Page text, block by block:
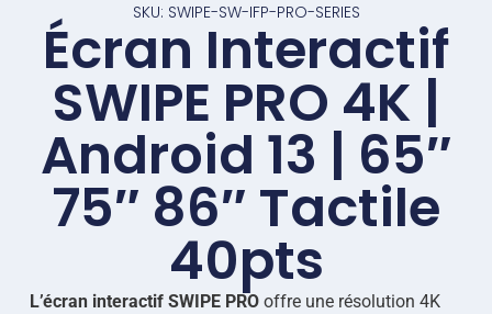
SKU: SWIPE-SW-IFP-PRO-SERIES
Écran Interactif
SWIPE PRO 4K |
Android 13 | 65″
75″ 86″ Tactile
40pts
L’écran interactif SWIPE PROoffre une résolution 4K